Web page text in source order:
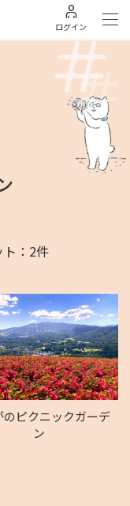
ログイン
ト：2件
のピクニックガーデ
ン